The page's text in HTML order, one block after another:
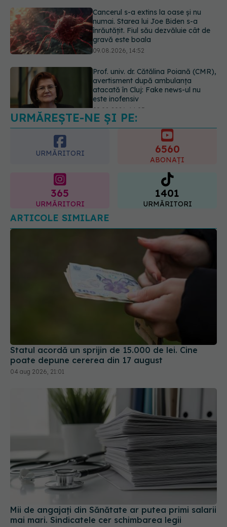
Prof. univ. dr. Cătălina Poiană (CMR),
avertisment după ambulanța
atacată în Cluj: Fake news-ul nu
este inofensiv
Greșeala periculoasă făcută de
bolnavii de rinichi în timpul caniculei
09.08.2026, 16:00
URMĂREȘTE-NE ȘI PE:
URMĂRITORI
365 1401
ARTICOLE SIMILARE
Statul acordă un sprijin de 15.000 de lei. Cine
poate depune cererea din 17 august
Mii de angajați din Sănătate ar putea primi salarii
mai mari. Sindicatele cer schimbarea legii